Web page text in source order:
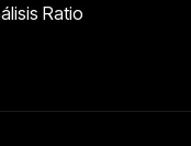
Ratio